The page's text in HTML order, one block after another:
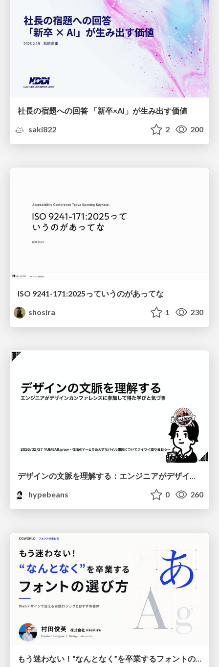
社長の宿題への回答 「新卒×AI」が生み出す価値
saki822
2 200
ISO 9241-171:2025っていうのがあってな
shosira
1 230
デザインの文脈を理解する：エンジニアがデザインカンファレンスに参加して得た学びと気づき
hypebeans
0 260